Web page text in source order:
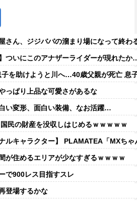
さん、ジジババの溜まり場になって終
ついにこのアナザーライダーが現れたか
子を助けようと川へ…40歳父親が死亡 息
っぱり上品な可愛さがあるな
い変形、面白い装備、なお活躍…
民の財産を没収しはじめるｗｗｗｗｗ
ルキャラクター】 PLAMATEA「MXちゃん
が住めるエリアが少なすぎるｗｗｗｗ
で900レス目指すスレ
登場するかな